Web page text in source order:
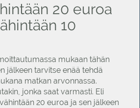
20 euroa
10
mukaan tähän
jälkeen tarvitse enää tehdä
matkan arvonnassa.
jonka saat varmasti. Eli
20 euroa ja sen jälkeen